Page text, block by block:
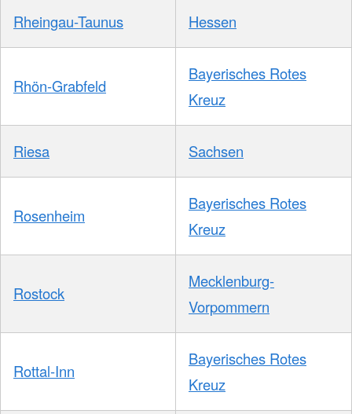
Rheingau-Taunus Hessen
Rhön-Grabfeld
Bayerisches Rotes
Kreuz
Riesa Sachsen
Rosenheim
Bayerisches Rotes
Kreuz
Rostock
Mecklenburg-
Vorpommern
Rottal-Inn
Bayerisches Rotes
Kreuz